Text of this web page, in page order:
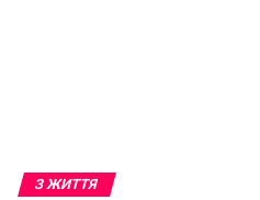
З ЖИТТЯ